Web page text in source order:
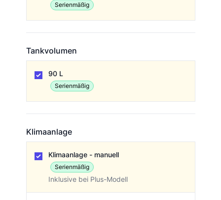
Serienmäßig
Tankvolumen
90 L
Serienmäßig
Klimaanlage
Klimaanlage - manuell
Serienmäßig
Inklusive bei Plus-Modell